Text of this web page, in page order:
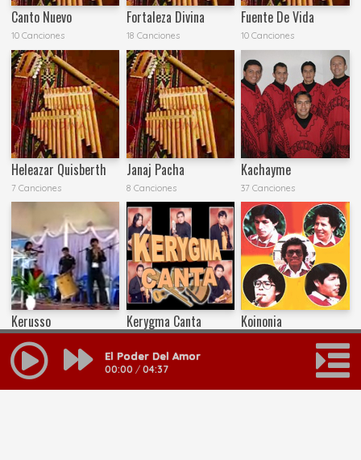
Canto Nuevo
10 Canciones
Fortaleza Divina
18 Canciones
Fuente De Vida
10 Canciones
Heleazar Quisberth
7 Canciones
Janaj Pacha
8 Canciones
Kachayme
37 Canciones
Kerusso
12 Canciones
Kerygma Canta Koinonia
MAS RESULTADOS
El Poder Del Amor
00:00 / 04:37